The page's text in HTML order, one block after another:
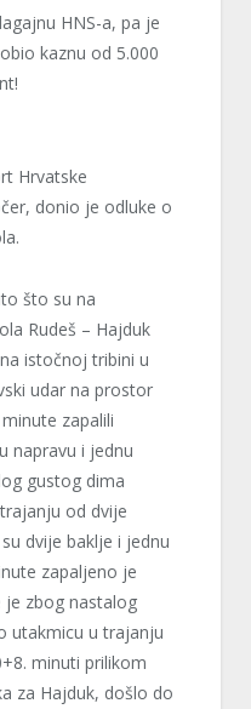
HNS-a, pa je
kaznu od 5.000
Hrvatske
donio je odluke o
što su na
Rudeš – Hajduk
istočnoj tribini u
udar na prostor
zapalili
napravu i jednu
gustog dima
od dvije
dvije baklje i jednu
zapaljeno je
je zbog nastalog
utakmicu u trajanju
minuti prilikom
za Hajduk, došlo do